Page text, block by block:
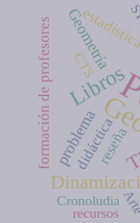
Libros
problema
Geometría
reseña
formación de profesores didáctica
Arte
Cronoludia
recursos
CTS